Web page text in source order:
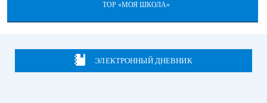
ТОР «МОЯ ШКОЛА»
ЭЛЕКТРОННЫЙ ДНЕВНИК